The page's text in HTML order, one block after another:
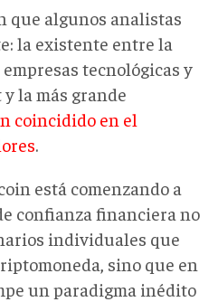
que algunos analistas
la existente entre la
tecnológicas y
la más grande
coincidido en el
.
está comenzando a
confianza financiera no
individuales que
sino que en
un paradigma inédito